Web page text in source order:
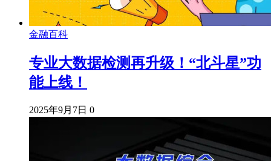
金融百科
专业大数据检测再升级！“北斗星”功
能上线！
2025年9月7日 0